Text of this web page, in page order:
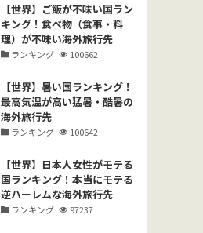
【世界】ご飯が不味い国ラン
キング！食べ物（食事・料
理）が不味い海外旅行先
ランキング 100662
【世界】暑い国ランキング！
最高気温が高い猛暑・酷暑の
海外旅行先
ランキング 100642
【世界】日本人女性がモテる
国ランキング！本当にモテる
逆ハーレムな海外旅行先
ランキング 97237